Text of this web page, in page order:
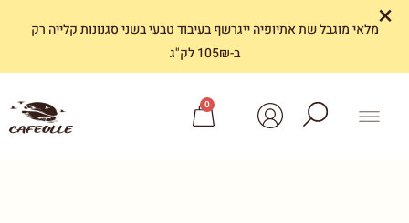
מלאי מוגבל שת אתיופיה ייגרשף בעיבוד טבעי בשני סגנונות קלייה רק
ב-105₪ לק"ג
×
0